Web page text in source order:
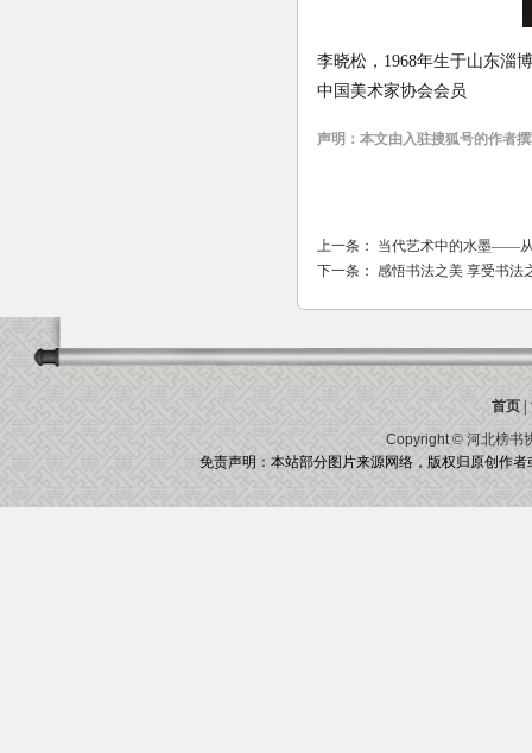
李晓松，1968年生于山东淄
中国美术家协会会员
声明：本文由入驻搜狐号的作者
上一条： 当代艺术中的水墨——
下一条： 感悟书法之美 享受书法
首页|
Copyright © 河北榜书
免责声明：本站部分图片来源网络，版权归原创作